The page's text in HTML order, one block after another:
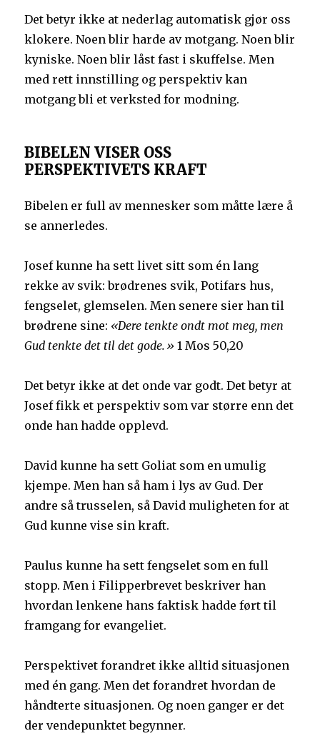
Det betyr ikke at nederlag automatisk gjør oss
klokere. Noen blir harde av motgang. Noen blir
kyniske. Noen blir låst fast i skuffelse. Men
med rett innstilling og perspektiv kan
motgang bli et verksted for modning.
BIBELEN VISER OSS
PERSPEKTIVETS KRAFT
Bibelen er full av mennesker som måtte lære å
se annerledes.
Josef kunne ha sett livet sitt som én lang
rekke av svik: brødrenes svik, Potifars hus,
fengselet, glemselen. Men senere sier han til
brødrene sine: «Dere tenkte ondt mot meg, men
Gud tenkte det til det gode.» 1 Mos 50,20
Det betyr ikke at det onde var godt. Det betyr at
Josef fikk et perspektiv som var større enn det
onde han hadde opplevd.
David kunne ha sett Goliat som en umulig
kjempe. Men han så ham i lys av Gud. Der
andre så trusselen, så David muligheten for at
Gud kunne vise sin kraft.
Paulus kunne ha sett fengselet som en full
stopp. Men i Filipperbrevet beskriver han
hvordan lenkene hans faktisk hadde ført til
framgang for evangeliet.
Perspektivet forandret ikke alltid situasjonen
med én gang. Men det forandret hvordan de
håndterte situasjonen. Og noen ganger er det
der vendepunktet begynner.